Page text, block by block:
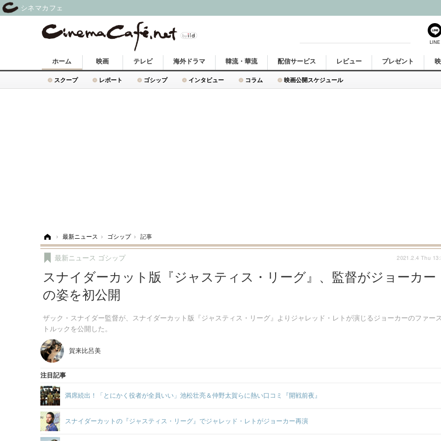
ホーム
スクープ レポート ゴシップ インタビュー コラム 映画公開スケジュール
映画 テレビ 海外ドラマ 韓流・華流 配信サービス レビュー プレゼント
› 最新ニュース › ゴシップ › 記事
スナイダーカット版『ジャスティス・リーグ』、監督がジョーカー
の姿を初公開
ザック・スナイダー監督が、スナイダーカット版『ジャスティス・リーグ』よりジャレッド・レトが演じるジョーカーのファース
トルックを公開した。
最新ニュース ゴシップ 2021.2.4 Thu
賀来比呂美
注目記事
満席続出！「とにかく役者が全員いい」池松壮亮＆仲野太賀らに熱い口コミ『開戦前夜』
スナイダーカットの『ジャスティス・リーグ』でジャレッド・レトがジョーカー再演
LINE
シネマカフェ